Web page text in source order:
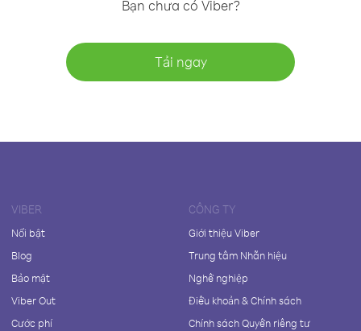
Bạn chưa có Viber?
Tải ngay
VIBER
Nổi bật
Blog
Bảo mật
Viber Out
Cước phí
CÔNG TY
Giới thiệu Viber
Trung tâm Nhãn hiệu
Nghề nghiệp
Điều khoản & Chính sách
Chính sách Quyền riêng tư